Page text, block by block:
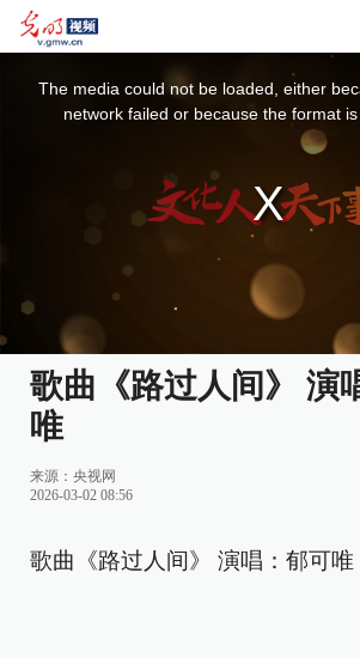
The media could not be loaded, either
network failed or because the format is
歌曲《路过人间》 演
唯
来源： 央视网
2026-03-02 08:56
歌曲《路过人间》 演唱：郁可唯